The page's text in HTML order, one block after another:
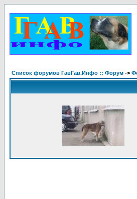
Список форумов ГавГав.Инфо :: Форум ->